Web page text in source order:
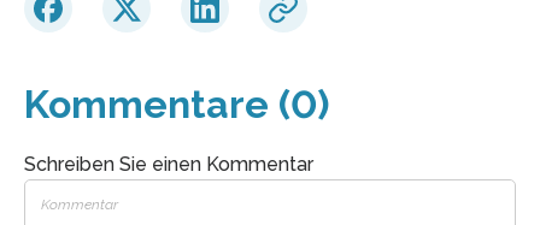
Kommentare (0)
Schreiben Sie einen Kommentar